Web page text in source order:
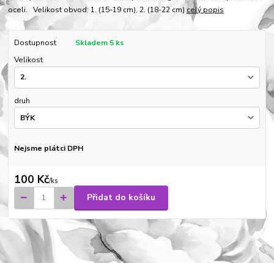
oceli. Velikost obvod: 1. (15-19 cm), 2. (18-22 cm)celý popis
Dostupnost
Skladem 5 ks
Velikost
druh
Nejsme plátci DPH
100 Kč/ks
Přidat do košíku